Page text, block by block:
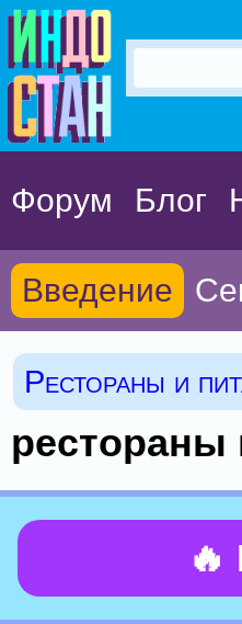
Форум Блог
Введение
Рестораны и
рестораны